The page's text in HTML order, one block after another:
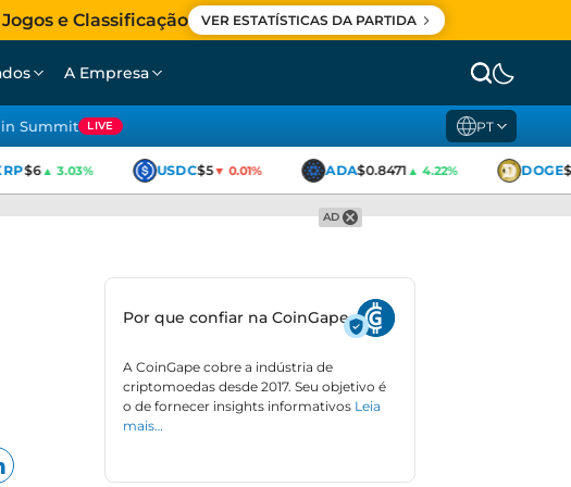
e Classificação VER ESTATÍSTICAS DA PARTIDA
A Empresa
Summit LIVE PT
$6▲ 3.03% USDC$5▼ 0.01% ADA$0.8471▲ 4.22% DOGE
AD
Por que confiar na CoinGape
A CoinGape cobre a indústria de
criptomoedas desde 2017. Seu objetivo é
o de fornecer insights informativos Leia
mais…